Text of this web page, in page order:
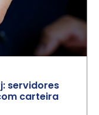
servidores
carteira